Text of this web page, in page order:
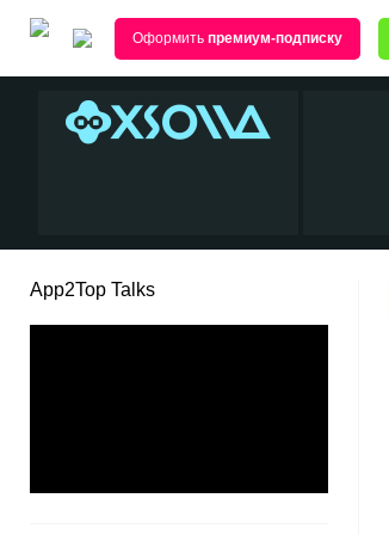
Оформить премиум-подписку
App2Top Talks